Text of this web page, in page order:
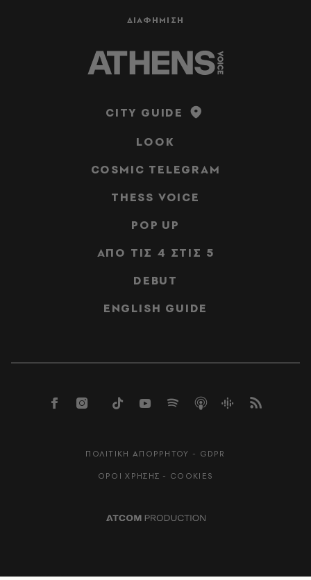
ΔΙΑΦΗΜΙΣΗ
CITY GUIDE
LOOK
COSMIC TELEGRAM
THESS VOICE
POP UP
ΑΠΟ ΤΙΣ 4 ΣΤΙΣ 5
DEBUT
ENGLISH GUIDE
ΠΟΛΙΤΙΚΗ ΑΠΟΡΡΗΤΟΥ - GDPR
ΟΡΟΙ ΧΡΗΣΗΣ - COOKIES